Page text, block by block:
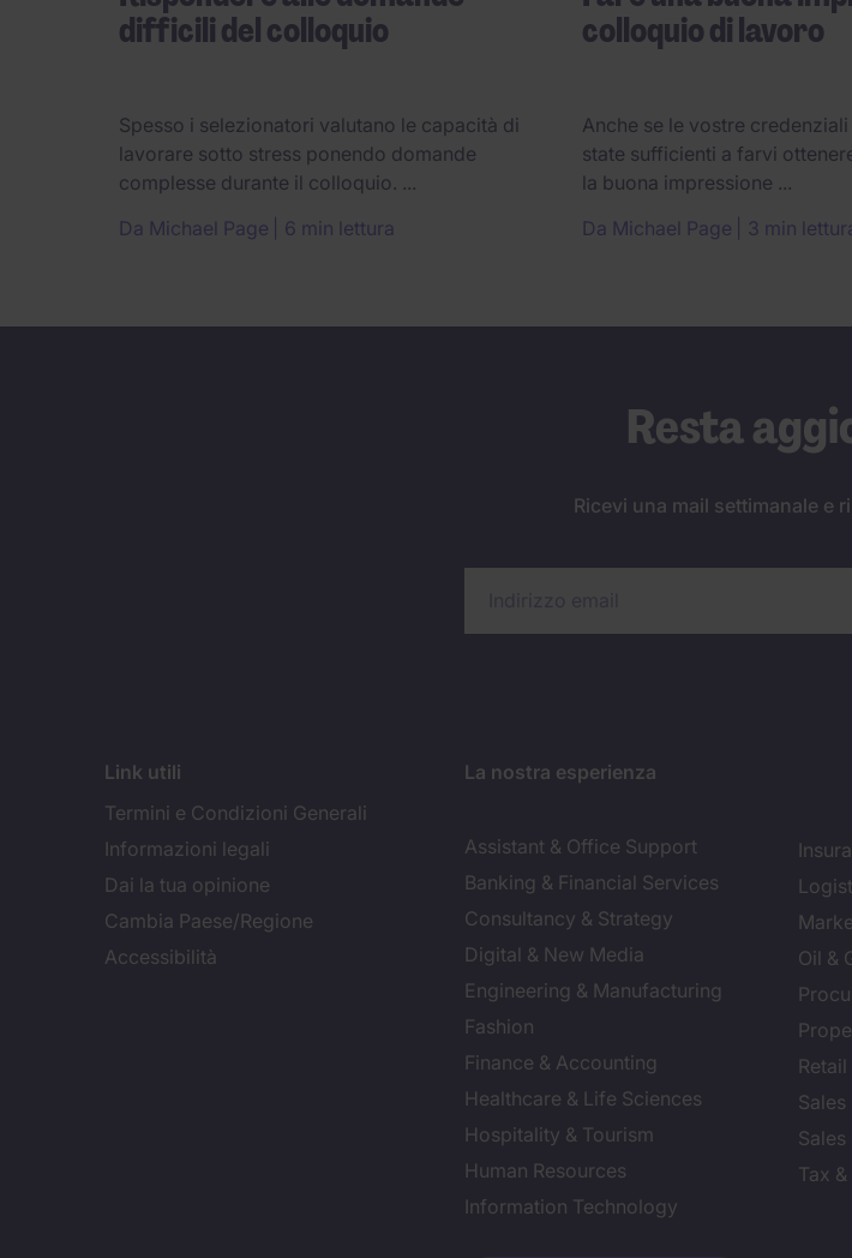
difficili del colloquio
Spesso i selezionatori valutano le capacità di
lavorare sotto stress ponendo domande
complesse durante il colloquio. ...
Da Michael Page 6 min lettura
colloquio di lavoro
Anche se le vostre
state sufficienti a farvi
la buona impressione ...
Da Michael Page 3 min
Resta
Ricevi una mail settimanale e
Link utili
Termini e Condizioni Generali
Informazioni legali
Dai la tua opinione
Cambia Paese/Regione
Accessibilità
La nostra esperienza
Assistant & Office Support
Banking & Financial Services
Consultancy & Strategy
Digital & New Media
Engineering & Manufacturing
Fashion
Finance & Accounting
Healthcare & Life Sciences
Hospitality & Tourism
Human Resources
Information Technology
Oil &
Retail
Sales
Tax